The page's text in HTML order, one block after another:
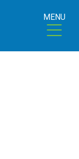
MENU